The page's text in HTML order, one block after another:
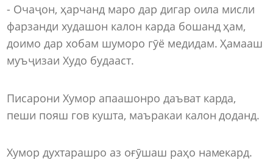
- Очаҷон, ҳарчанд маро дар дигар оила мисли
фарзанди худашон калон карда бошанд ҳам,
доимо дар хобам шуморо гӯё медидам. Ҳамааш
муъҷизаи Худо будааст.
Писарони Хумор апаашонро даъват карда,
пеши пояш гов кушта, маъракаи калон доданд.
Хумор духтарашро аз оғӯшаш раҳо намекард.